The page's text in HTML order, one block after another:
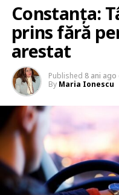
Constanța:
prins fără
arestat
Published 8 ani ago
By Maria Ionescu